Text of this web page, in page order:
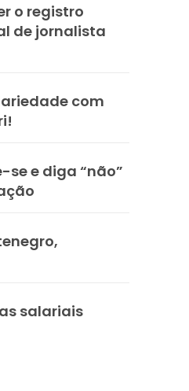
o registro
de jornalista
com
se e diga “não”
salariais